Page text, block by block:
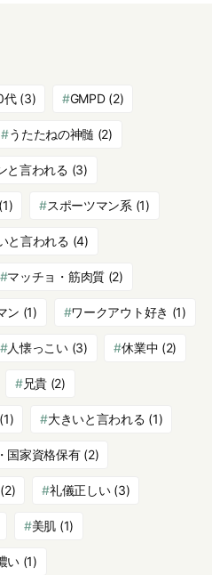
代(3) GMPD(2)
うたたねの神髄 (2)
と言われる (3)
(1) スポーツマン系 (1)
と言われる (4)
マッチョ・筋肉質(2)
ン (1) ワークアウト好き (1)
人懐っこい(3) 休業中 (2)
兄貴(2)
大きいと言われる (1)
国家資格保有(2)
(2) 礼儀正しい(3)
美肌 (1)
い (1)